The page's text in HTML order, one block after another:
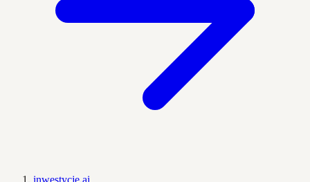
inwestycje.ai